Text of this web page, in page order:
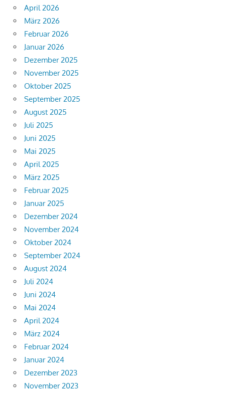
April 2026
März 2026
Februar 2026
Januar 2026
Dezember 2025
November 2025
Oktober 2025
September 2025
August 2025
Juli 2025
Juni 2025
Mai 2025
April 2025
März 2025
Februar 2025
Januar 2025
Dezember 2024
November 2024
Oktober 2024
September 2024
August 2024
Juli 2024
Juni 2024
Mai 2024
April 2024
März 2024
Februar 2024
Januar 2024
Dezember 2023
November 2023